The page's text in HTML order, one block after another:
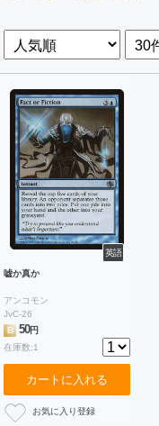
英語
嘘か真か
アンコモン
JvC-26
B
50円
在庫数:1
カートに入れる